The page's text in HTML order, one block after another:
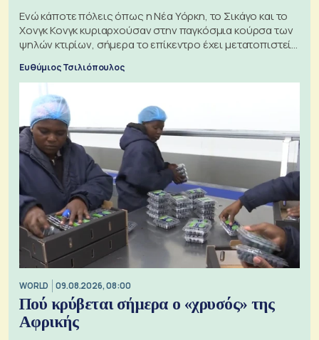
Ενώ κάποτε πόλεις όπως η Νέα Υόρκη, το Σικάγο και το
Χονγκ Κονγκ κυριαρχούσαν στην παγκόσμια κούρσα των
ψηλών κτιρίων, σήμερα το επίκεντρο έχει μετατοπιστεί
Ευθύμιος Τσιλιόπουλος
WORLD 09.08.2026, 08:00
Πού κρύβεται σήμερα ο «χρυσός» της
Αφρικής